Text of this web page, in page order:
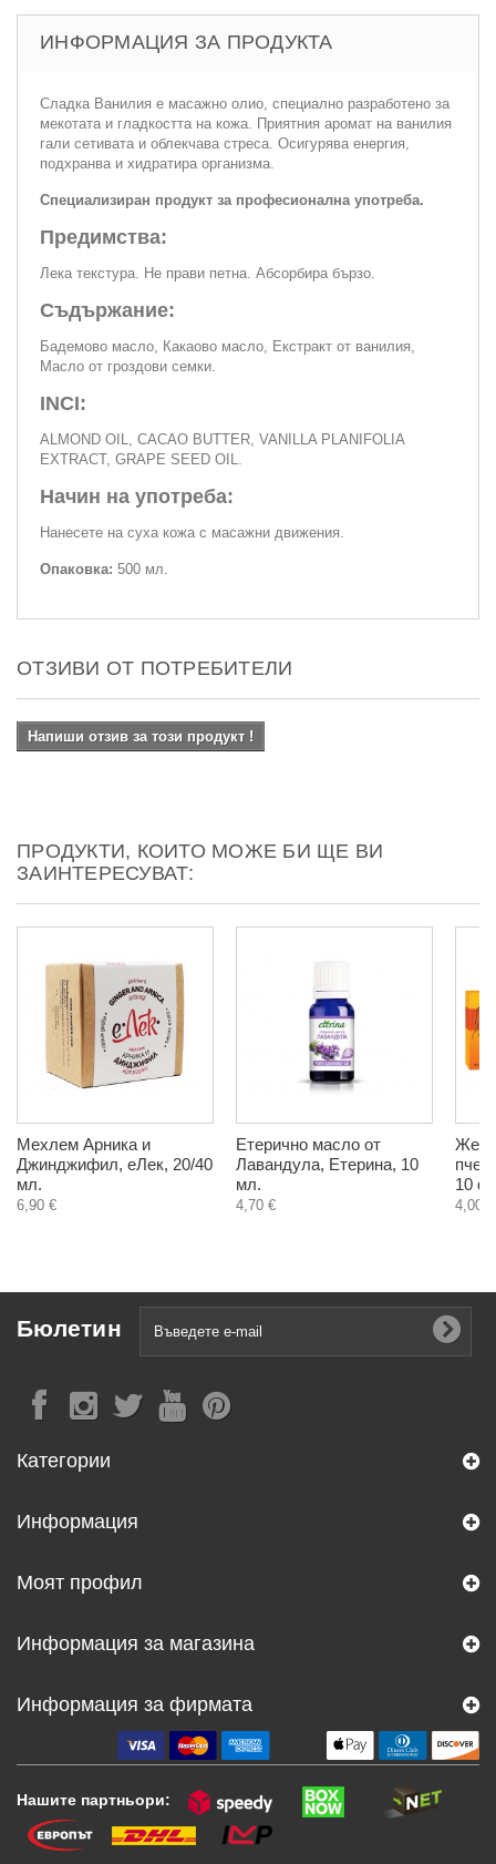
ИНФОРМАЦИЯ ЗА ПРОДУКТА
Сладка Ванилия е масажно олио, специално разработено за
мекотата и гладкостта на кожа. Приятния аромат на ванилия
гали сетивата и облекчава стреса. Осигурява енергия,
подхранва и хидратира организма.
Специализиран продукт за професионална употреба.
Предимства:
Лека текстура. Не прави петна. Абсорбира бързо.
Съдържание:
Бадемово масло, Какаово масло, Екстракт от ванилия,
Масло от гроздови семки.
INCI:
ALMOND OIL, CACAO BUTTER, VANILLA PLANIFOLIA
EXTRACT, GRAPE SEED OIL.
Начин на употреба:
Нанесете на суха кожа с масажни движения.
Опаковка: 500 мл.
ОТЗИВИ ОТ ПОТРЕБИТЕЛИ
Напиши отзив за този продукт !
ПРОДУКТИ, КОИТО МОЖЕ БИ ЩЕ ВИ
ЗАИНТЕРЕСУВАТ:
Мехлем Арника и
Джинджифил, еЛек, 20/40
мл.
6,90 €
Етерично масло от
Лавандула, Етерина, 10
мл.
4,70 €
10
4,00 €
Бюлетин
Категории
Информация
Моят профил
Информация за магазина
Информация за фирмата
Нашите партньори: